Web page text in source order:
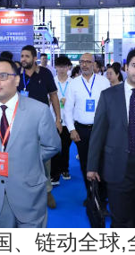
、链动全球